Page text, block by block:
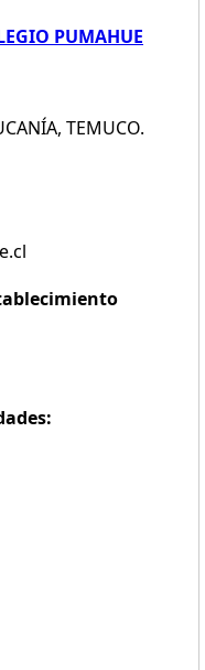
PUMAHUE
TEMUCO.